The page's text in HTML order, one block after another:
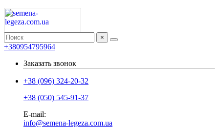
×
+380954795964
Заказать звонок
+38 (096) 324-20-32
+38 (050) 545-91-37
E-mail:
info@semena-legeza.com.ua